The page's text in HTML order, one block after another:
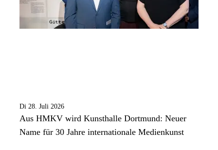
Di 28. Juli 2026
Aus HMKV wird Kunsthalle Dortmund: Neuer
Name für 30 Jahre internationale Medienkunst